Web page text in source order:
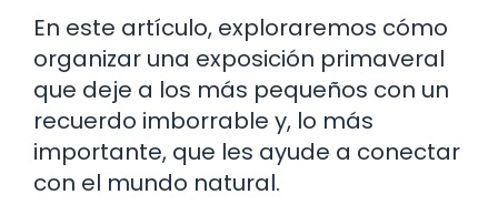
En este artículo, exploraremos cómo
organizar una exposición primaveral
que deje a los más pequeños con un
recuerdo imborrable y, lo más
importante, que les ayude a conectar
con el mundo natural.